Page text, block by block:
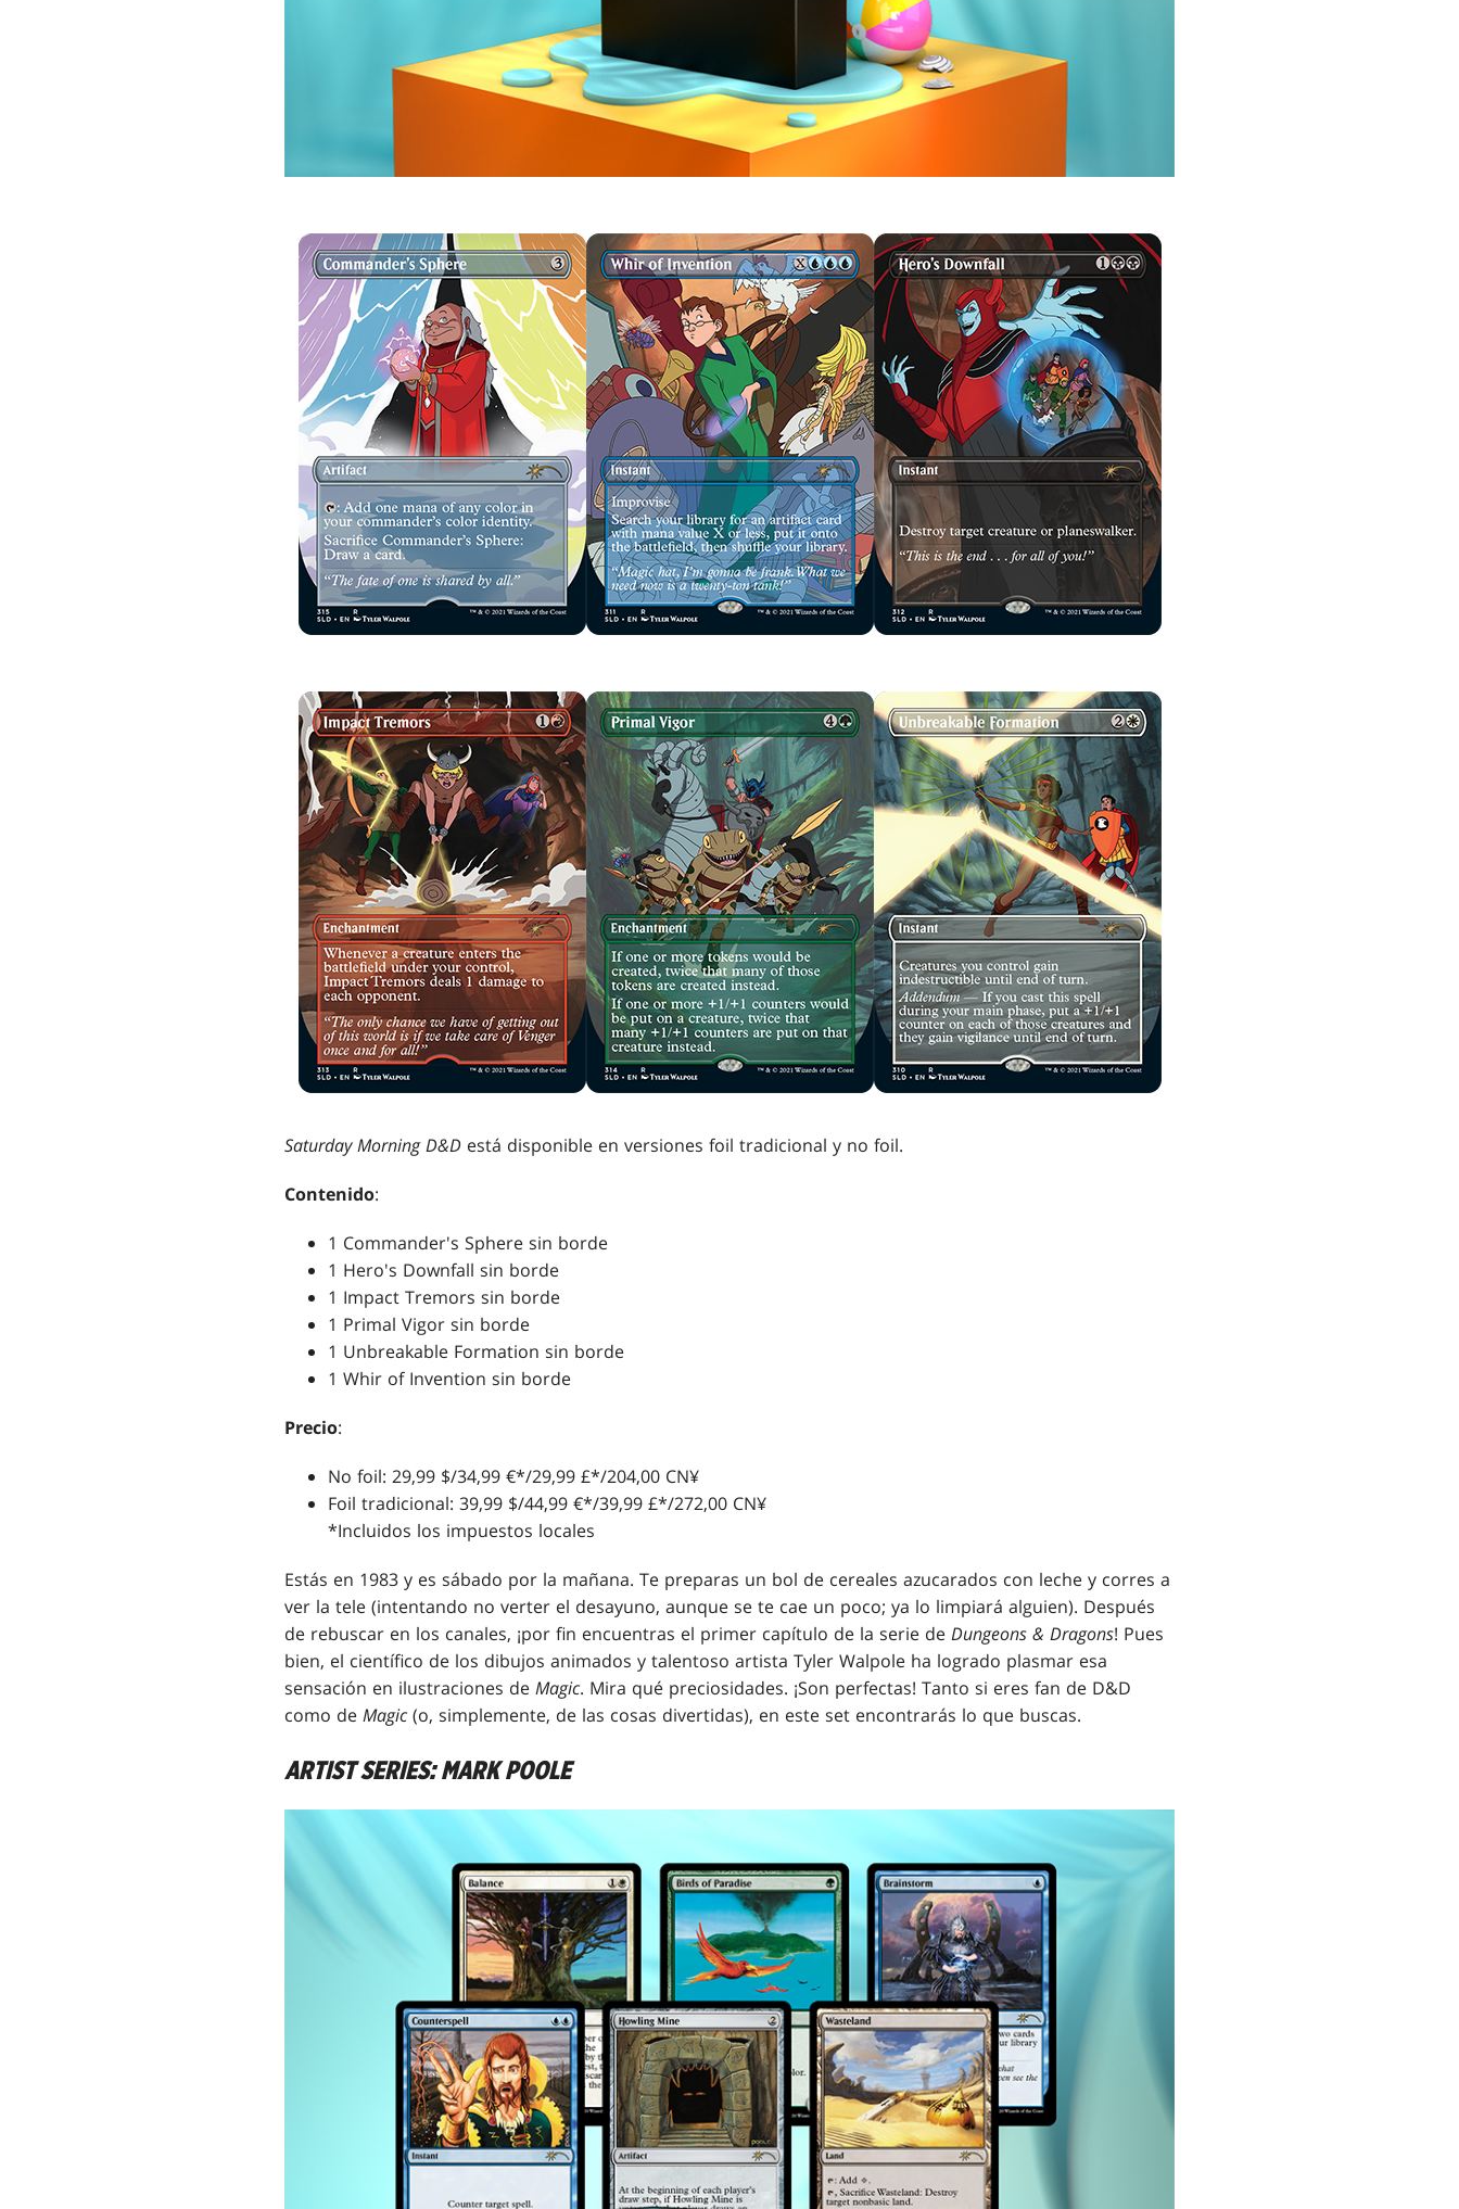
Saturday Morning D&D está disponible en versiones foil tradicional y no foil.
Contenido:
1 Commander's Sphere sin borde
1 Hero's Downfall sin borde
1 Impact Tremors sin borde
1 Primal Vigor sin borde
1 Unbreakable Formation sin borde
1 Whir of Invention sin borde
Precio:
No foil: 29,99 $/34,99 €*/29,99 £*/204,00 CN¥
Foil tradicional: 39,99 $/44,99 €*/39,99 £*/272,00 CN¥
*Incluidos los impuestos locales
Estás en 1983 y es sábado por la mañana. Te preparas un bol de cereales azucarados con leche y corres a
ver la tele (intentando no verter el desayuno, aunque se te cae un poco; ya lo limpiará alguien). Después
de rebuscar en los canales, ¡por fin encuentras el primer capítulo de la serie de Dungeons & Dragons! Pues
bien, el científico de los dibujos animados y talentoso artista Tyler Walpole ha logrado plasmar esa
sensación en ilustraciones de Magic. Mira qué preciosidades. ¡Son perfectas! Tanto si eres fan de D&D
como de Magic (o, simplemente, de las cosas divertidas), en este set encontrarás lo que buscas.
ARTIST SERIES: MARK POOLE